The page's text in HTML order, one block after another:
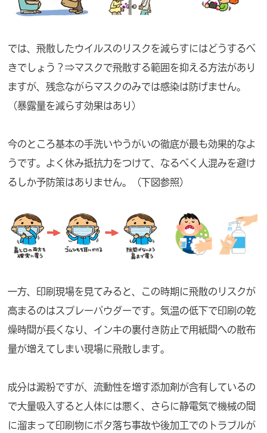
では、飛散したウイルスのリスクを減らすにはどうするべ
きでしょう？⇒マスクで飛散する範囲を抑える方法があり
ますが、残念ながらマスクのみでは感染は防げません。
（暴露量を減らす効果はあり）
今のところ基本の手洗いやうがいの徹底が最も効果的なよ
うです。よく休み抵抗力をつけて、なるべく人混みを避け
るしか予防策はありません。（下図参照）
一方、印刷現場を見てみると、この時期に飛散のリスクが
高まるのはスプレーパウダーです。気温の低下で印刷の乾
燥時間が長くなり、インキの裏付き防止で用紙間への散布
量が増えてしまい現場に飛散します。
成分は澱粉ですが、流動性を増す添加剤が含有しているの
で大量吸入すると人体には悪く、さらに静電気で機械の間
に溜まって印刷物にボタ落ち事故や後加工でのトラブルが